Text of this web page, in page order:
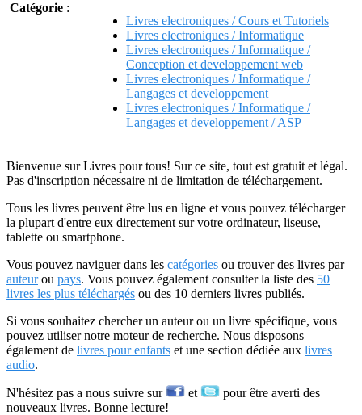
Catégorie :
Livres electroniques / Cours et Tutoriels
Livres electroniques / Informatique
Livres electroniques / Informatique /
Conception et developpement web
Livres electroniques / Informatique /
Langages et developpement
Livres electroniques / Informatique /
Langages et developpement / ASP
Bienvenue sur Livres pour tous! Sur ce site, tout est gratuit et légal.
Pas d'inscription nécessaire ni de limitation de téléchargement.
Tous les livres peuvent être lus en ligne et vous pouvez télécharger
la plupart d'entre eux directement sur votre ordinateur, liseuse,
tablette ou smartphone.
Vous pouvez naviguer dans les catégories ou trouver des livres par
auteurou pays. Vous pouvez également consulter la liste des 50
livres les plus téléchargés ou des 10 derniers livres publiés.
Si vous souhaitez chercher un auteur ou un livre spécifique, vous
pouvez utiliser notre moteur de recherche. Nous disposons
également de livres pour enfants et une section dédiée aux livres
audio.
N'hésitez pas a nous suivre sur et
pour être averti des
nouveaux livres. Bonne lecture!